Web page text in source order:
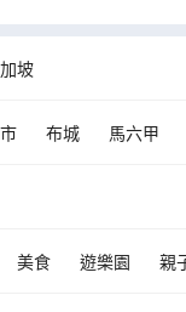
坡
布城 馬六甲
美食 遊樂園 親